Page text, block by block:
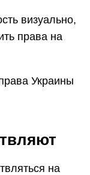
визуально,
права на
Украины
на